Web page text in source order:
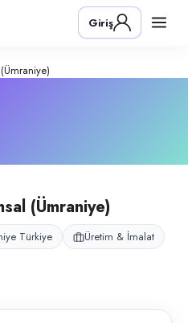
– Şirket
bölgesinde gıda üretimi
Giriş
(Ümraniye)
Türkiye
Üretim & İmalat